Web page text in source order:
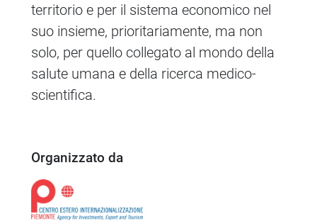
territorio e per il sistema economico nel
suo insieme, prioritariamente, ma non
solo, per quello collegato al mondo della
salute umana e della ricerca medico-
scientifica.
Organizzato da